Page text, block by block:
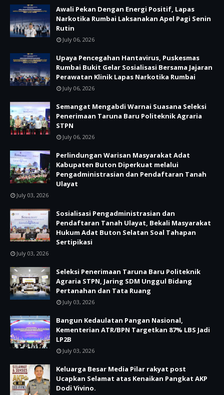
Awali Pekan Dengan Energi Positif, Lapas
Narkotika Rumbai Laksanakan Apel Pagi Senin
Rutin
July 06, 2026
Upaya Pencegahan Hantavirus, Puskesmas
Rumbai Bukit Gelar Sosialisasi Bersama Jajaran
Perawatan Klinik Lapas Narkotika Rumbai
July 06, 2026
Semangat Mengabdi Warnai Suasana Seleksi
Penerimaan Taruna Baru Politeknik Agraria
STPN
July 06, 2026
Perlindungan Warisan Masyarakat Adat
Kabupaten Buton Diperkuat melalui
Pengadministrasian dan Pendaftaran Tanah
Ulayat
July 03, 2026
Sosialisasi Pengadministrasian dan
Pendaftaran Tanah Ulayat, Bekali Masyarakat
Hukum Adat Buton Selatan Soal Tahapan
Sertipikasi
July 03, 2026
Seleksi Penerimaan Taruna Baru Politeknik
Agraria STPN, Jaring SDM Unggul Bidang
Pertanahan dan Tata Ruang
July 03, 2026
Bangun Kedaulatan Pangan Nasional,
Kementerian ATR/BPN Targetkan 87% LBS Jadi
LP2B
July 03, 2026
Keluarga Besar Media Pilar rakyat post
Ucapkan Selamat atas Kenaikan Pangkat AKP
Dodi Vivino.